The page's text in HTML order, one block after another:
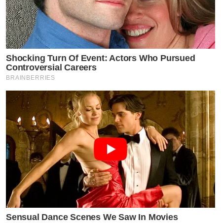
Shocking Turn Of Event: Actors Who Pursued
Controversial Careers
BRAINBERRIES
Sensual Dance Scenes We Saw In Movies